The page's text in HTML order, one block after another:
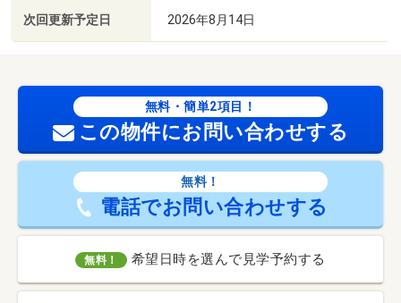
次回更新予定日 2026年8月14日
無料・簡単2項目！
この物件にお問い合わせする
無料！
電話でお問い合わせする
無料！ 希望日時を選んで見学予約する